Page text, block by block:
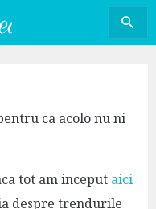
ca acolo nu ni
tot am inceput aici
despre trendurile